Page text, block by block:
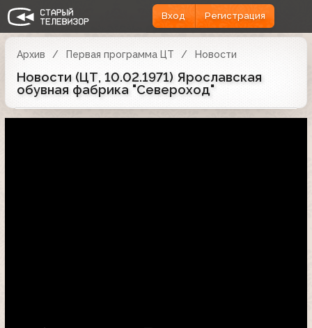
Вход Регистрация
Архив Первая программа ЦТ Новости
Новости (ЦТ, 10.02.1971) Ярославская
обувная фабрика "Североход"